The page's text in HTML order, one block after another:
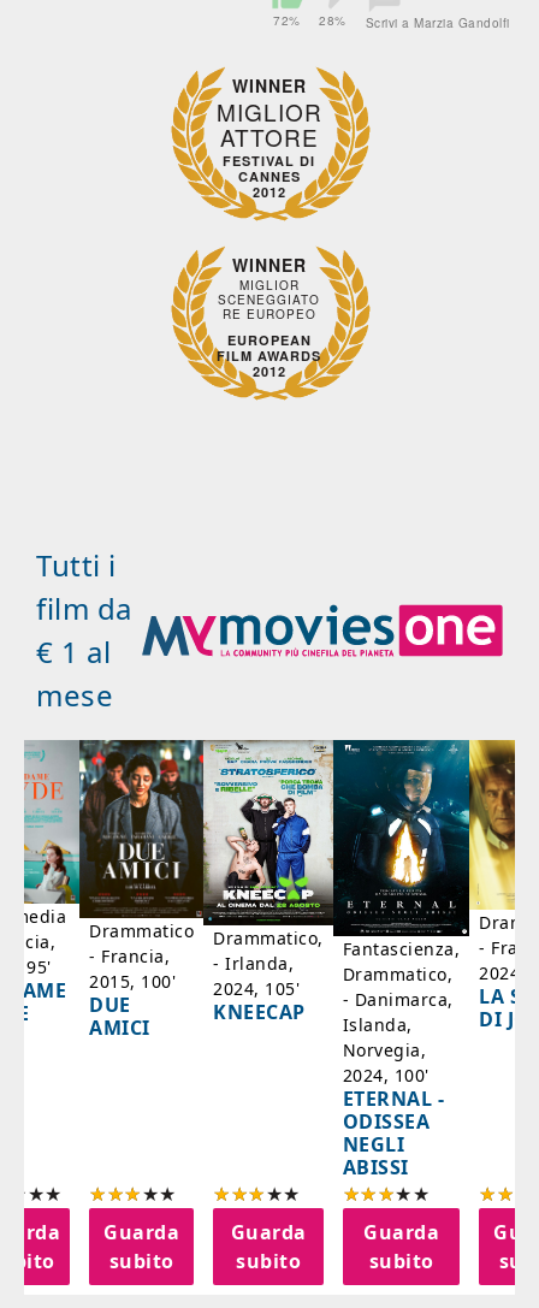
72% 28% Scrivi a Marzia Gandolfi
WINNER
MIGLIOR
ATTORE
FESTIVAL DI
CANNES
2012
WINNER
MIGLIOR
SCENEGGIATO
RE EUROPEO
EUROPEAN
FILM AWARDS
2012
Tutti i
film da
€ 1 al
mese
95'
Drammatico
- Francia,
2015, 100'
DUE
AMICI
Guarda
subito
Drammatico,
- Irlanda,
2024, 105'
KNEECAP
Guarda
subito
Fantascienza,
Drammatico,
- Danimarca,
Islanda,
Norvegia,
2024, 100'
ETERNAL -
ODISSEA
NEGLI
ABISSI
Guarda
subito
-
2024,
LA
DI